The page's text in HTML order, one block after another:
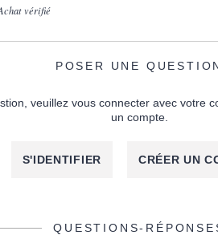
vérifié
POSER UNE
veuillez vous connecter avec votre
un compte.
S'IDENTIFIER CRÉER UN
QUESTIONS-